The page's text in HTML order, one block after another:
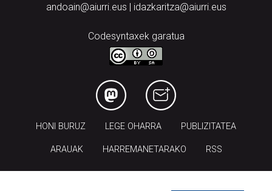
andoain@aiurri.eus | idazkaritza@aiurri.eus
Codesyntaxek garatua
HONI BURUZ LEGE OHARRA PUBLIZITATEA
ARAUAK HARREMANETARAKO RSS